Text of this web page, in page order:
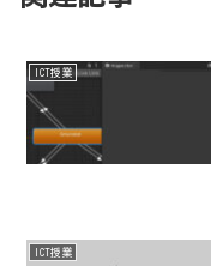
ICT授業
ICT授業